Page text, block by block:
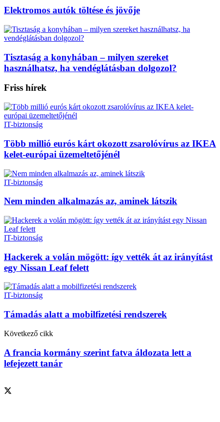
Elektromos autók töltése és jövője
Tisztaság a konyhában – milyen szereket
használhatsz, ha vendéglátásban dolgozol?
Friss hírek
IT-biztonság
Több millió eurós kárt okozott zsarolóvírus az IKEA
kelet-európai üzemeltetőjénél
IT-biztonság
Nem minden alkalmazás az, aminek látszik
IT-biztonság
Hackerek a volán mögött: így vették át az irányítást
egy Nissan Leaf felett
IT-biztonság
Támadás alatt a mobilfizetési rendszerek
Következő cikk
A francia kormány szerint fatva áldozata lett a
lefejezett tanár